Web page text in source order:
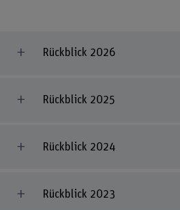
Rückblick 2026
Rückblick 2025
Rückblick 2024
Rückblick 2023